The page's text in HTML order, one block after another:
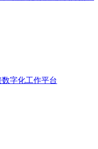
字化工作平台